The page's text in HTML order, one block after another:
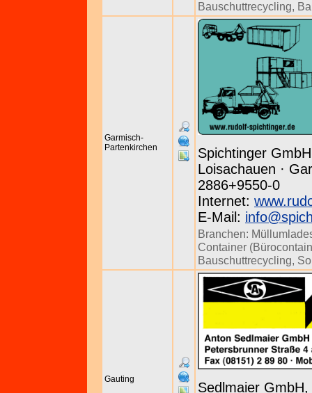
Bauschuttrecycling,
Garmisch-
Partenkirchen
Spichtinger GmbH
Loisachauen ·
2886+9550-0
Internet:
E-Mail:
Branchen:
Container
Bauschuttrecycling,
Gauting
Sedlmaier